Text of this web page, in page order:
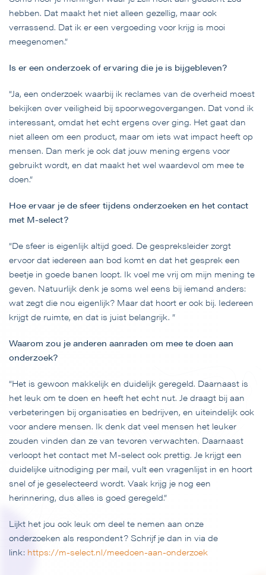
hebben. Dat maakt het niet alleen gezellig, maar ook
verrassend. Dat ik er een vergoeding voor krijg is mooi
meegenomen.”
Is er een onderzoek of ervaring die je is bijgebleven?
“Ja, een onderzoek waarbij ik reclames van de overheid moest
bekijken over veiligheid bij spoorwegovergangen. Dat vond ik
interessant, omdat het echt ergens over ging. Het gaat dan
niet alleen om een product, maar om iets wat impact heeft op
mensen. Dan merk je ook dat jouw mening ergens voor
gebruikt wordt, en dat maakt het wel waardevol om mee te
doen.”
Hoe ervaar je de sfeer tijdens onderzoeken en het contact
met M-select?
“De sfeer is eigenlijk altijd goed. De gespreksleider zorgt
ervoor dat iedereen aan bod komt en dat het gesprek een
beetje in goede banen loopt. Ik voel me vrij om mijn mening te
geven. Natuurlijk denk je soms wel eens bij iemand anders:
wat zegt die nou eigenlijk? Maar dat hoort er ook bij. Iedereen
krijgt de ruimte, en dat is juist belangrijk. ”
Waarom zou je anderen aanraden om mee te doen aan
onderzoek?
“Het is gewoon makkelijk en duidelijk geregeld. Daarnaast is
het leuk om te doen en heeft het echt nut. Je draagt bij aan
verbeteringen bij organisaties en bedrijven, en uiteindelijk ook
voor andere mensen. Ik denk dat veel mensen het leuker
zouden vinden dan ze van tevoren verwachten. Daarnaast
verloopt het contact met M-select ook prettig. Je krijgt een
duidelijke uitnodiging per mail, vult een vragenlijst in en hoort
snel of je geselecteerd wordt. Vaak krijg je nog een
herinnering, dus alles is goed geregeld.”
Lijkt het jou ook leuk om deel te nemen aan onze
onderzoeken als respondent? Schrijf je dan in via de
link: https://m-select.nl/meedoen-aan-onderzoek